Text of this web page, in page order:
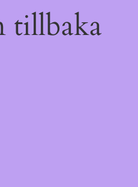
tillbaka